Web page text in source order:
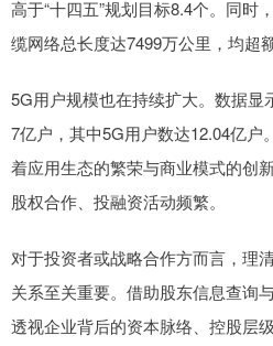
高于“十四五”规划目标8.4个。同时
缆网络总长度达7499万公里，均超
5G用户规模也在持续扩大。数据显
7亿户，其中5G用户数达12.04亿户
着应用生态的繁荣与商业模式的创
股权合作、投融资活动频繁。
对于投资者或战略合作方而言，理
关系至关重要。借助股东信息查询
透视企业背后的资本脉络、控股层